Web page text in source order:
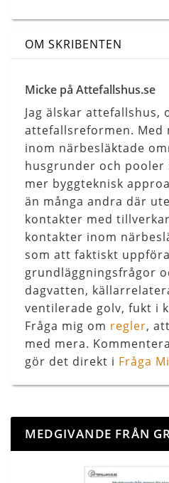
OM SKRIBENTEN
Micke på Attefallshus.se
Jag älskar attefallshus,
attefallsreformen. Med
inom närbesläktade
husgrunder och pooler
mer byggteknisk
än många andra där
kontakter med
kontakter inom
som att faktiskt
grundläggningsfrågor
dagvatten,
ventilerade golv, fukt i
Fråga mig om regler,
med mera.
gör det direkt i Fråga
MEDGIVANDE FRÅN